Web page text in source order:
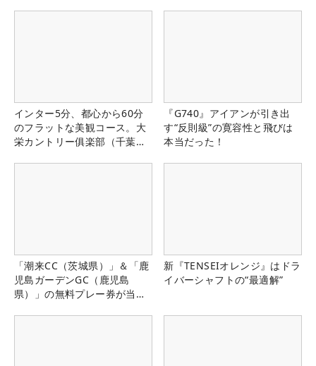
インター5分、都心から60分
のフラットな美観コース。大
栄カントリー俱楽部（千葉
『G740』アイアンが引き出
す“反則級”の寛容性と飛びは
本当だった！
「潮来CC（茨城県）」＆「鹿
児島ガーデンGC（鹿児島
県）」の無料プレー券が当た
新『TENSEIオレンジ』はドラ
イバーシャフトの“最適解”